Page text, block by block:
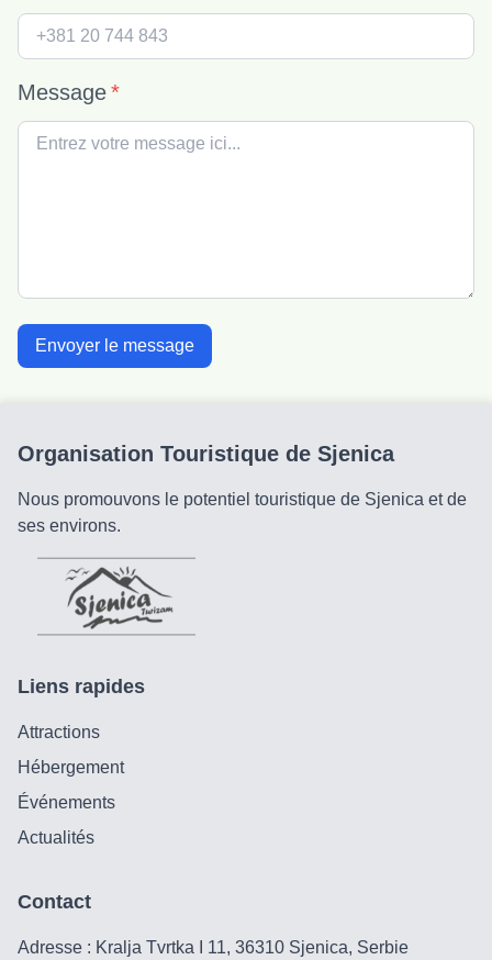
Message*
Envoyer le message
Organisation Touristique de Sjenica
Nous promouvons le potentiel touristique de Sjenica et de
ses environs.
Liens rapides
Attractions
Hébergement
Événements
Actualités
Contact
Adresse : Kralja Tvrtka I 11, 36310 Sjenica, Serbie